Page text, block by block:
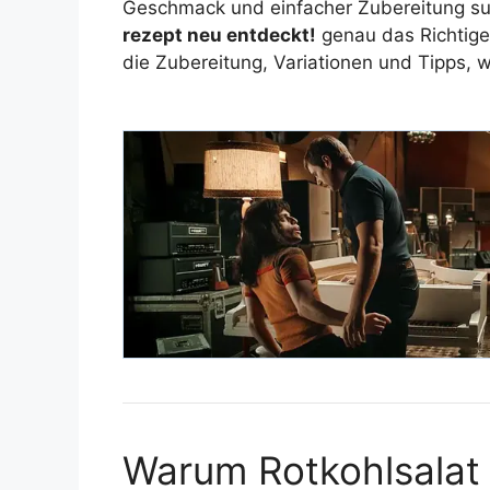
Geschmack und einfacher Zubereitung
rezept neu entdeckt! genau das
die Zubereitung, Variationen und Tipps,
Warum